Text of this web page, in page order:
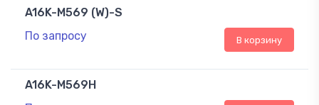
A16K-M569 (W)-S
По запросу
В корзину
A16K-M569H